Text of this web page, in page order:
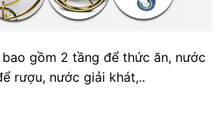
gồm 2 tầng để thức ăn, nước
rượu, nước giải khát,..